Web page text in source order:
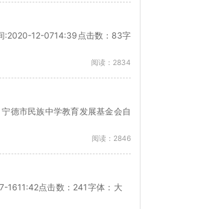
:2020-12-0714:39点击数：83字
阅读：2834
德市民族中学教育发展基金会自
阅读：2846
1611:42点击数：241字体：大